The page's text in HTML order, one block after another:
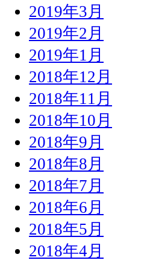
2019年3月
2019年2月
2019年1月
2018年12月
2018年11月
2018年10月
2018年9月
2018年8月
2018年7月
2018年6月
2018年5月
2018年4月